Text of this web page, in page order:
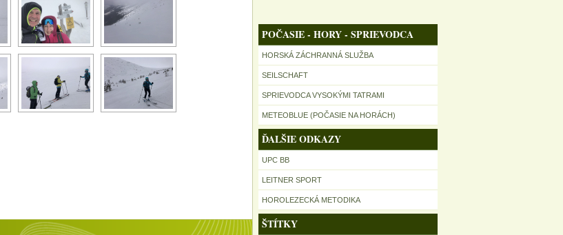
POČASIE - HORY - SPRIEVODCA
HORSKÁ ZÁCHRANNÁ SLUŽBA
SEILSCHAFT
SPRIEVODCA VYSOKÝMI TATRAMI
METEOBLUE (POČASIE NA HORÁCH)
ĎALŠIE ODKAZY
UPC BB
LEITNER SPORT
HOROLEZECKÁ METODIKA
ŠTÍTKY